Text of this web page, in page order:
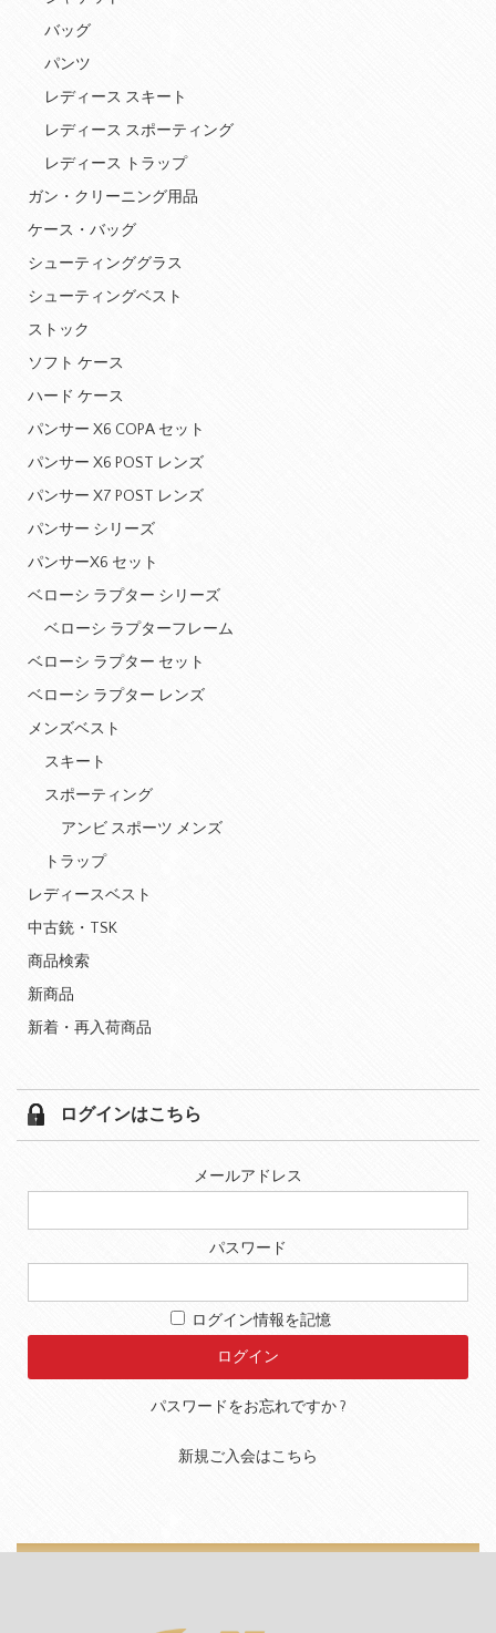
バッグ
パンツ
レディース スキート
レディース スポーティング
レディース トラップ
ガン・クリーニング用品
ケース・バッグ
シューティンググラス
シューティングベスト
ストック
ソフト ケース
ハード ケース
パンサー X6 COPA セット
パンサー X6 POST レンズ
パンサー X7 POST レンズ
パンサー シリーズ
パンサーX6 セット
ベローシ ラプター シリーズ
ベローシ ラプターフレーム
ベローシ ラプター セット
ベローシ ラプター レンズ
メンズベスト
スキート
スポーティング
アンビ スポーツ メンズ
トラップ
レディースベスト
中古銃・TSK
商品検索
新商品
新着・再入荷商品
ログインはこちら
メールアドレス
パスワード
ログイン情報を記憶
パスワードをお忘れですか ?
新規ご入会はこちら